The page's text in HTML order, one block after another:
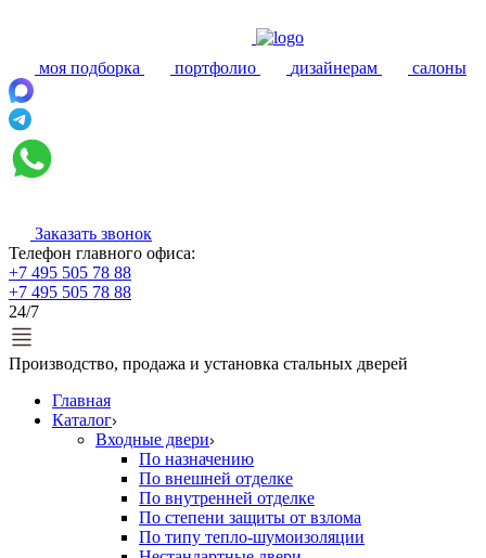
моя подборка портфолио дизайнерам салоны
Заказать звонок
Телефон главного офиса:
+7 495 505 78 88
+7 495 505 78 88
24/7
Производство, продажа и установка стальных дверей
Главная
Каталог
Входные двери
По назначению
По внешней отделке
По внутренней отделке
По степени защиты от взлома
По типу тепло-шумоизоляции